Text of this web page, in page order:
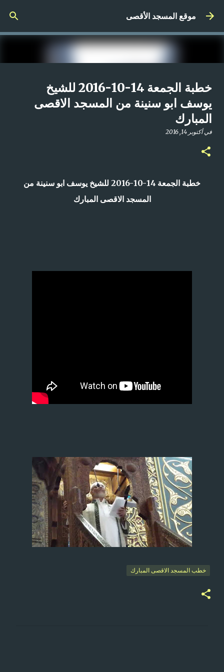
التخطي إلى المحتوى الرئيسيموقع المسجد الأقصى
صلاة المغرب مباشر من المسجد
الأقصى المبارك | الاثنين 21-4-2025م
في أبريل 21, 2025
خطبة الجمعة 14-10-2016 للشيخ
يوسف ابو سنينة من المسجد الاقصى
المبارك
فيأكتوبر 14, 2016
خطبة الجمعة 14-10-2016 للشيخ يوسف ابو سنينة من
المسجد الاقصى المبارك
خطب المسجد الاقصى المبارك